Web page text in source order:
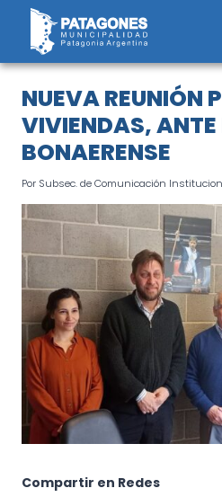
Saltar
contenido
NUEVA REUNIÓN
VIVIENDAS, ANTE
BONAERENSE
Por Subsec. de Comunicación
Compartir en Redes